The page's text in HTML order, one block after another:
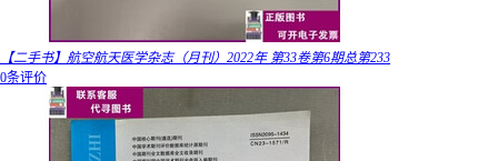
【二手书】航空航天医学杂志（月刊）2022年 第33卷第6期总第233
0条评价